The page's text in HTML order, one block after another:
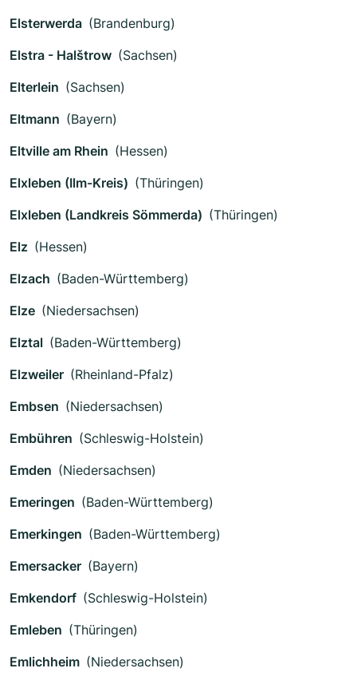
Elsterwerda (Brandenburg)
Elstra - Halštrow (Sachsen)
Elterlein (Sachsen)
Eltmann (Bayern)
Eltville am Rhein (Hessen)
Elxleben (Ilm-Kreis) (Thüringen)
Elxleben (Landkreis Sömmerda) (Thüringen)
Elz (Hessen)
Elzach (Baden-Württemberg)
Elze (Niedersachsen)
Elztal (Baden-Württemberg)
Elzweiler (Rheinland-Pfalz)
Embsen (Niedersachsen)
Embühren (Schleswig-Holstein)
Emden (Niedersachsen)
Emeringen (Baden-Württemberg)
Emerkingen (Baden-Württemberg)
Emersacker (Bayern)
Emkendorf (Schleswig-Holstein)
Emleben (Thüringen)
Emlichheim (Niedersachsen)